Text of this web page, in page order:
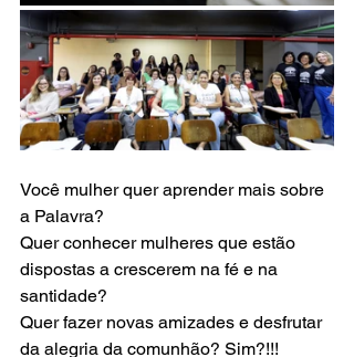
Você mulher quer aprender mais sobre
a Palavra?
Quer conhecer mulheres que estão
dispostas a crescerem na fé e na
santidade?
Quer fazer novas amizades e desfrutar
da alegria da comunhão? Sim?!!!